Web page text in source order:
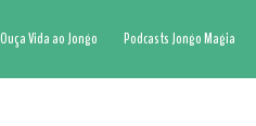
Ouça Vida ao Jongo Podcasts Jongo Magia